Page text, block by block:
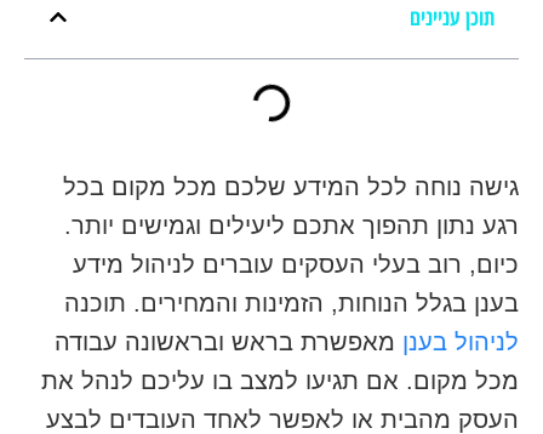
תוכן עניינים
גישה נוחה לכל המידע שלכם מכל מקום בכל
רגע נתון תהפוך אתכם ליעילים וגמישים יותר.
כיום, רוב בעלי העסקים עוברים לניהול מידע
בענן בגלל הנוחות, הזמינות והמחירים. תוכנה
לניהול בענןמאפשרת בראש ובראשונה עבודה
מכל מקום. אם תגיעו למצב בו עליכם לנהל את
העסק מהבית או לאפשר לאחד העובדים לבצע